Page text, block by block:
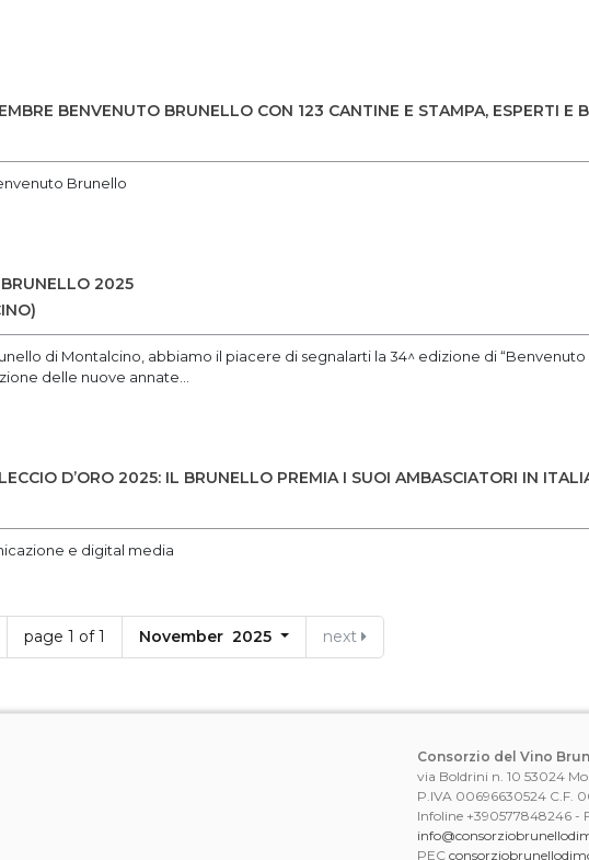
BENVENUTO BRUNELLO CON 123 CANTINE E STAMPA, ESPERTI E
Brunello
2025
di Montalcino, abbiamo il piacere di segnalarti la 34^ edizione di “Benvenuto
delle nuove annate...
D’ORO 2025: IL BRUNELLO PREMIA I SUOI AMBASCIATORI IN
e digital media
page 1 of 1 November 2025 next
Consorzio del Vino
via Boldrini n. 10 53024
P.IVA 00696630524 C.F.
Infoline +390577848246 -
PEC